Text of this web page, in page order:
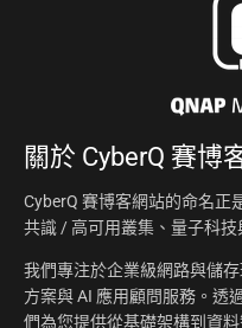
關於 CyberQ 賽博
CyberQ 賽博客網站的命名正
共識 / 高可用叢集、量子科技
我們專注於企業級網路與儲
方案與 AI 應用顧問服務。透
們為您提供從基礎架構到資